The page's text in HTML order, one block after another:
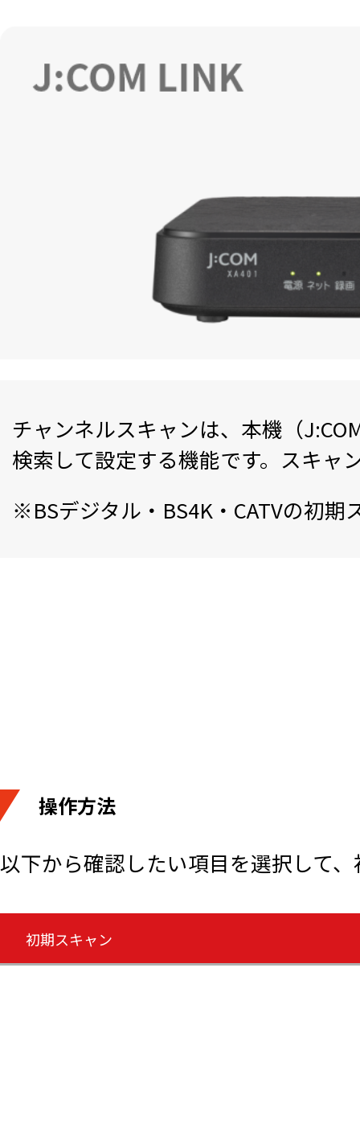
チャンネルスキャンは、本機（
検索して設定する機能です。スキャ
※BSデジタル・BS4K・CATVの初
操作方法
以下から確認したい項目を選択して
初期スキャン